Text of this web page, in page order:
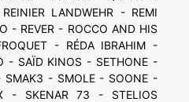
LANDWEHR - REMI
- REVER - ROCCO AND HIS
- RÉDA IBRAHIM -
- SAÏD KINOS - SETHONE -
SMAK3 - SMOLE - SOONE -
- SKENAR 73 - STELIOS